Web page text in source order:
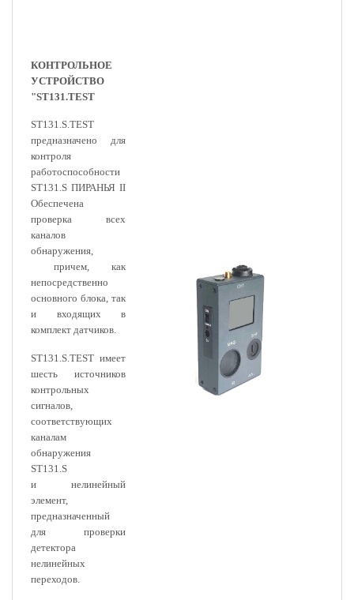
КОНТРОЛЬНОЕ
УСТРОЙСТВО
"ST131.TEST
ST131.S.TEST
предназначено для
контроля
работоспособности
ST131.S ПИРАНЬЯ II
Обеспечена
проверка всех
каналов
обнаружения,
причем, как
непосредственно
основного блока, так
и входящих в
комплект датчиков.
ST131.S.TEST имеет
шесть источников
контрольных
сигналов,
соответствующих
каналам
обнаружения
ST131.S
и нелинейный
элемент,
предназначенный
для проверки
детектора
нелинейных
переходов.